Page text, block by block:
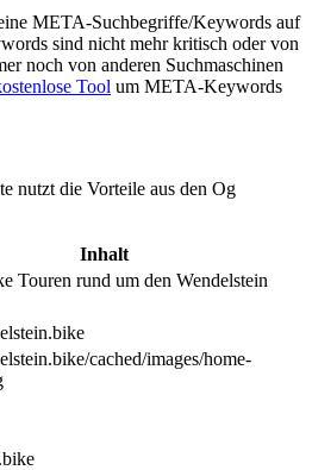
META-Suchbegriffe/Keywords auf
sind nicht mehr kritisch oder von
noch von anderen Suchmaschinen
Tool um META-Keywords
nutzt die Vorteile aus den Og
Inhalt
Touren rund um den Wendelstein
cached/images/home-